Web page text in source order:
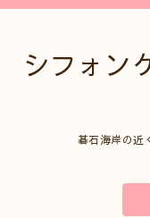
シフォン
碁石海岸の近